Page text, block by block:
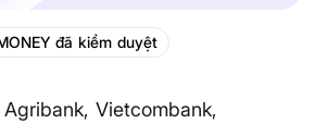
đã kiểm duyệt
Vietcombank,